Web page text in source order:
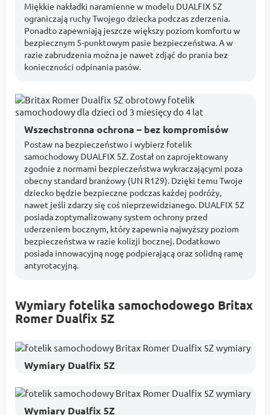
Miękkie nakładki naramienne w modelu DUALFIX 5Z
ograniczają ruchy Twojego dziecka podczas zderzenia.
Ponadto zapewniają jeszcze większy poziom komfortu w
bezpiecznym 5-punktowym pasie bezpieczeństwa. A w
razie zabrudzenia można je nawet zdjąć do prania bez
konieczności odpinania pasów.
Wszechstronna ochrona – bez kompromisów
Postaw na bezpieczeństwo i wybierz fotelik
samochodowy DUALFIX 5Z. Został on zaprojektowany
zgodnie z normami bezpieczeństwa wykraczającymi poza
obecny standard branżowy (UN R129). Dzięki temu Twoje
dziecko będzie bezpieczne podczas każdej podróży,
nawet jeśli zdarzy się coś nieprzewidzianego. DUALFIX 5Z
posiada zoptymalizowany system ochrony przed
uderzeniem bocznym, który zapewnia najwyższy poziom
bezpieczeństwa w razie kolizji bocznej. Dodatkowo
posiada innowacyjną nogę podpierającą oraz solidną ramę
antyrotacyjną.
Wymiary fotelika samochodowego Britax
Romer Dualfix 5Z
Wymiary Dualfix 5Z
Wymiary Dualfix 5Z